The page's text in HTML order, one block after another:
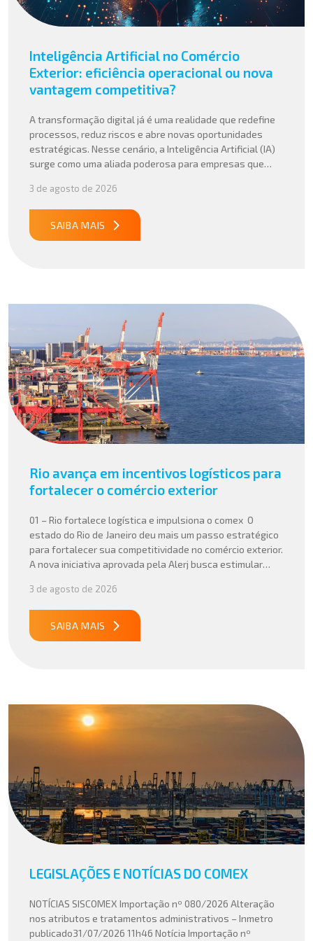
Inteligência Artificial no Comércio
Exterior: eficiência operacional ou nova
vantagem competitiva?
A transformação digital já é uma realidade que redefine
processos, reduz riscos e abre novas oportunidades
estratégicas. Nesse cenário, a Inteligência Artificial (IA)
surge como uma aliada poderosa para empresas que
suas operações internacionais. Mais do que automatizar
tarefas, a IA vem sendo aplicada para interpretar dados
complexos, […]
3 de agosto de 2026
SAIBA MAIS
Rio avança em incentivos logísticos para
fortalecer o comércio exterior
01 – Rio fortalece logística e impulsiona o comex O
estado do Rio de Janeiro deu mais um passo estratégico
para fortalecer sua competitividade no comércio exterior.
A nova iniciativa aprovada pela Alerj busca estimular
para empresas que atuam com importação e exportação,
especialmente em setores que […]
3 de agosto de 2026
SAIBA MAIS
LEGISLAÇÕES E NOTÍCIAS DO COMEX
NOTÍCIAS SISCOMEX Importação nº 080/2026 Alteração
nos atributos e tratamentos administrativos – Inmetro
publicado31/07/2026 11h46 Notícia Importação nº